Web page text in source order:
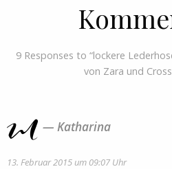
9 Responses to “lockere
von Zara und
Katharina
13. Februar 2015 um 09:07 Uhr